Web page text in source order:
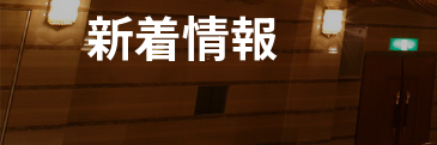
新着情報